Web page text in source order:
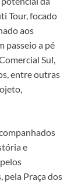
Tour, focado
aos
passeio a pé
Sul,
entre outras
e
pela Praça dos